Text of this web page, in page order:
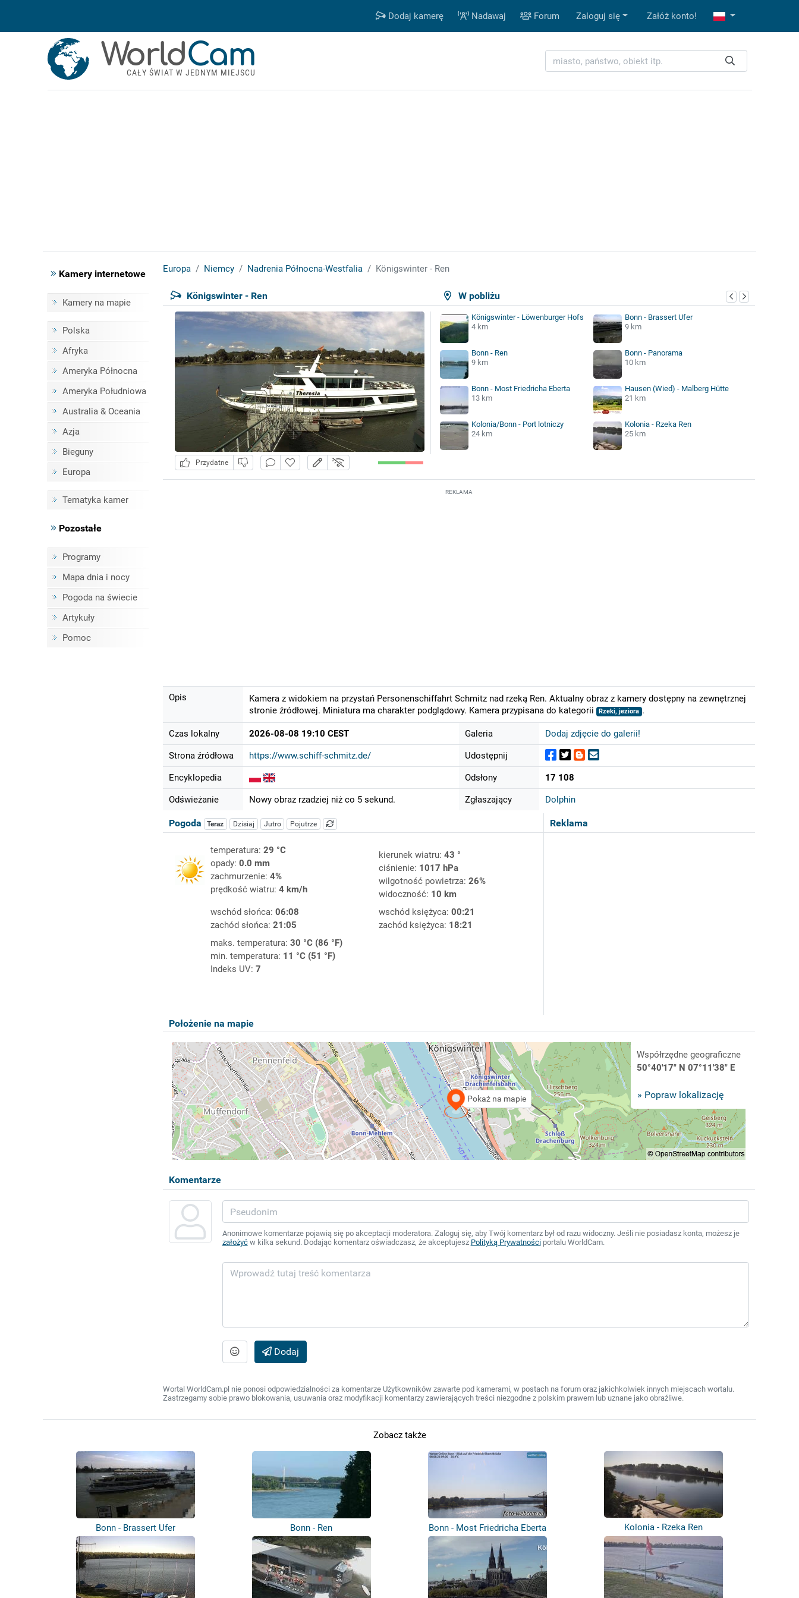
Dodaj kamerę Nadawaj Forum Zaloguj się Załóż konto!
WorldCam
CAŁY ŚWIAT W JEDNYM MIEJSCU
Kamery internetowe
Kamery na mapie
Polska
Afryka
Ameryka Północna
Ameryka Południowa
Australia & Oceania
Azja
Bieguny
Europa
Tematyka kamer
Pozostałe
Programy
Mapa dnia i nocy
Pogoda na świecie
Artykuły
Pomoc
Europa Niemcy Nadrenia Północna-Westfalia Königswinter - Ren
W pobliżu
Königswinter - Ren
Przydatne
Königswinter - Löwenburger Hofs
4 km
Bonn - Brassert Ufer
9 km
Bonn - Ren
9 km
Bonn - Panorama
10 km
Bonn - Most Friedricha Eberta
13 km
Hausen (Wied) - Malberg Hütte
21 km
Kolonia/Bonn - Port lotniczy
24 km
Kolonia - Rzeka Ren
25 km
REKLAMA
Opis
Kamera z widokiem na przystań Personenschiffahrt Schmitz nad rzeką Ren. Aktualny obraz z kamery dostępny na zewnętrznej
stronie źródłowej. Miniatura ma charakter podglądowy. Kamera przypisana do kategorii
Rzeki, jeziora .
Czas lokalny 2026-08-08 19:10 CEST
Strona źródłowa https://www.schiff-schmitz.de/
Encyklopedia
Odświeżanie Nowy obraz rzadziej niż co 5 sekund.
Galeria Dodaj zdjęcie do galerii!
Udostępnij
Odsłony 17 108
Zgłaszający Dolphin
Reklama
Pogoda Teraz Dzisiaj Jutro Pojutrze
temperatura: 29 °C
opady: 0.0 mm
zachmurzenie: 4%
prędkość wiatru: 4 km/h
kierunek wiatru: 43 °
ciśnienie: 1017 hPa
wilgotność powietrza: 26%
widoczność: 10 km
wschód słońca: 06:08
zachód słońca: 21:05
wschód księżyca: 00:21
zachód księżyca: 18:21
maks. temperatura: 30 °C (86 °F)
min. temperatura: 11 °C (51 °F)
Indeks UV: 7
Położenie na mapie
Pokaż na mapie
Współrzędne geograficzne
50°40'17" N 07°11'38" E
» Popraw lokalizację
Komentarze
Anonimowe komentarze pojawią się po akceptacji moderatora. Zaloguj się, aby Twój komentarz był od razu widoczny. Jeśli nie posiadasz konta, możesz je
założyćw kilka sekund. Dodając komentarz oświadczasz, że akceptujesz Polityką Prywatnościportalu WorldCam.
Dodaj
Wortal WorldCam.pl nie ponosi odpowiedzialności za komentarze Użytkowników zawarte pod kamerami, w postach na forum oraz jakichkolwiek innych miejscach wortalu.
Zastrzegamy sobie prawo blokowania, usuwania oraz modyfikacji komentarzy zawierających treści niezgodne z polskim prawem lub uznane jako obraźliwe.
Zobacz także
Bonn - Brassert Ufer Bonn - Ren Bonn - Most Friedricha Eberta Kolonia - Rzeka Ren